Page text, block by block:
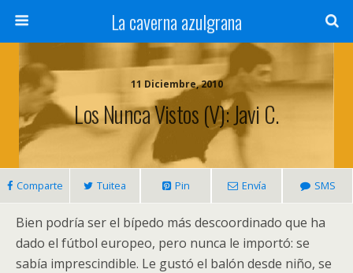
La caverna azulgrana
11 Diciembre, 2010
Los Nunca Vistos (V): Javi C.
Comparte Tuitea Pin Envía SMS
Bien podría ser el bípedo más descoordinado que ha
dado el fútbol europeo, pero nunca le importó: se
sabía imprescindible. Le gustó el balón desde niño, se